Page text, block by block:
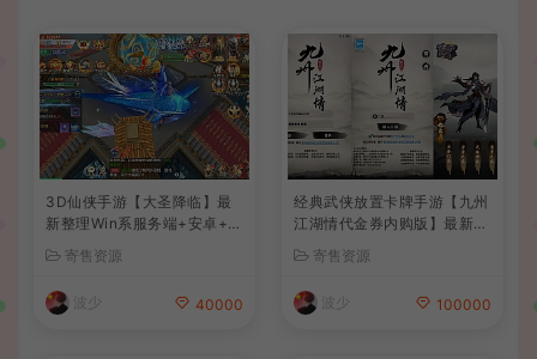
3D仙侠手游【大圣降临】最
新整理Win系服务端+安卓+C
+前后端全套源码
寄售资源
波少 40000
经典武侠放置卡牌手游【九州
江湖情代金券内购版】最新整
x手工服务端+安卓苹果双端+
CDK授权后台+详细搭建教程
寄售资源
波少 100000